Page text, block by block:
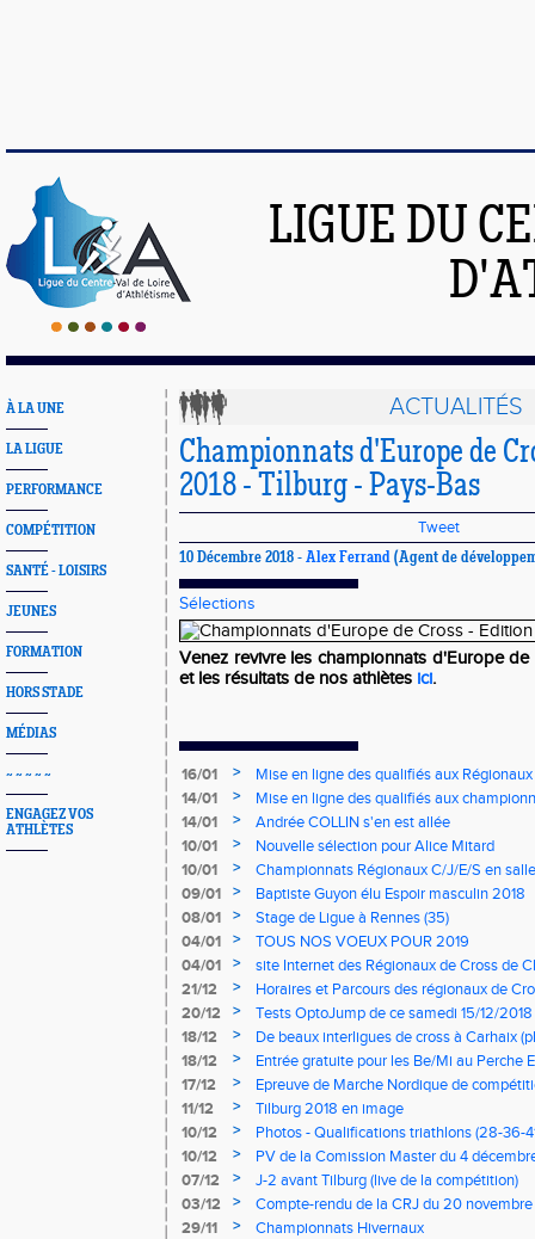
LIGUE DU
À LA UNE
LA LIGUE
PERFORMANCE
COMPÉTITION
SANTÉ - LOISIRS
JEUNES
FORMATION
HORS STADE
MÉDIAS
~ ~ ~ ~ ~
ENGAGEZ VOS
ATHLÈTES
ACTUALITÉS
Championnats d'Europe de
2018 - Tilburg - Pays-Bas
Tweet
10 Décembre 2018 - Alex Ferrand (Agent de
Sélections
Venez revivre les championnats d'Europe
et les résultats de nos athlètes ici.
16/01 >
Mise en ligne des qualifiés aux
14/01
>
Mise en ligne des qualifiés aux
14/01
>
Andrée COLLIN s'en est allée
10/01
>
Nouvelle sélection pour Alice Mitard
10/01
>
Championnats Régionaux C/J/E/S en
mercredi à 9h00
09/01 >
Baptiste Guyon élu Espoir masculin 2018
08/01
>
Stage de Ligue à Rennes (35)
04/01
>
TOUS NOS VOEUX POUR 2019
04/01
>
site Internet des Régionaux de Cross de
21/12
>
Horaires et Parcours des régionaux de
20/12
>
Tests OptoJump de ce samedi 15/12/2018
18/12
>
De beaux interligues de cross à Carhaix
18/12
>
Entrée gratuite pour les Be/Mi au Perche
17/12
>
Epreuve de Marche Nordique de
de cross du Loir et Cher
11/12 >
Tilburg 2018 en image
10/12
>
Photos - Qualifications triathlons (28-36-
10/12
>
PV de la Comission Master du 4
07/12
>
J-2 avant Tilburg (live de la compétition)
03/12
>
Compte-rendu de la CRJ du 20 novembre
29/11
> Championnats Hivernaux